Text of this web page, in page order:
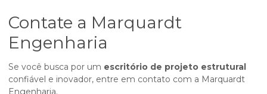
Contate a Marquardt
Engenharia
Se você busca por um escritório de projeto estrutural
confiável e inovador, entre em contato com a Marquardt
Engenharia.